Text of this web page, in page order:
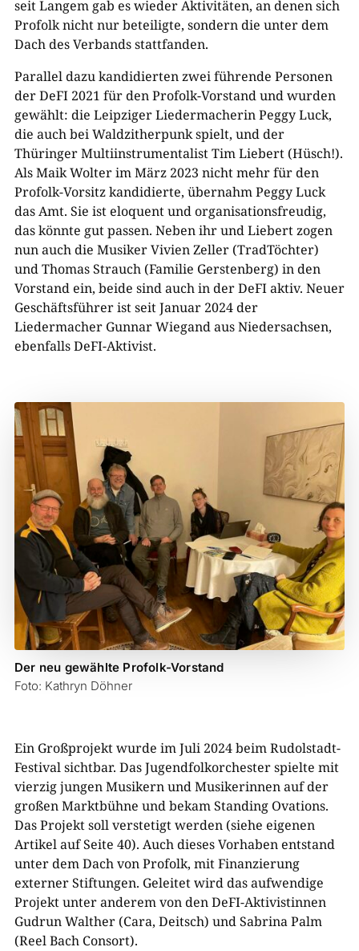
seit Langem gab es wieder Aktivitäten, an denen sich
Profolk nicht nur beteiligte, sondern die unter dem
Dach des Verbands stattfanden.
Parallel dazu kandidierten zwei führende Personen
der DeFI 2021 für den Profolk-Vorstand und wurden
gewählt: die Leipziger Liedermacherin Peggy Luck,
die auch bei Waldzitherpunk spielt, und der
Thüringer Multiinstrumentalist Tim Liebert (Hüsch!).
Als Maik Wolter im März 2023 nicht mehr für den
Profolk-Vorsitz kandidierte, übernahm Peggy Luck
das Amt. Sie ist eloquent und organisationsfreudig,
das könnte gut passen. Neben ihr und Liebert zogen
nun auch die Musiker Vivien Zeller (TradTöchter)
und Thomas Strauch (Familie Gerstenberg) in den
Vorstand ein, beide sind auch in der DeFI aktiv. Neuer
Geschäftsführer ist seit Januar 2024 der
Liedermacher Gunnar Wiegand aus Niedersachsen,
ebenfalls DeFI-Aktivist.
Der neu gewählte Profolk-Vorstand
Foto: Kathryn Döhner
Ein Großprojekt wurde im Juli 2024 beim Rudolstadt-
Festival sichtbar. Das Jugendfolkorchester spielte mit
vierzig jungen Musikern und Musikerinnen auf der
großen Marktbühne und bekam Standing Ovations.
Das Projekt soll verstetigt werden (siehe eigenen
Artikel auf Seite 40). Auch dieses Vorhaben entstand
unter dem Dach von Profolk, mit Finanzierung
externer Stiftungen. Geleitet wird das aufwendige
Projekt unter anderem von den DeFI-Aktivistinnen
Gudrun Walther (Cara, Deitsch) und Sabrina Palm
(Reel Bach Consort).